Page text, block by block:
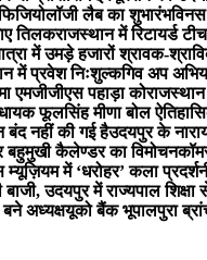
लैब का शुभारंभ
तिलकराजस्थान में रिटायर्ड
में उमड़े हजारों श्रावक-
में प्रवेश निःशुल्कगिव अप
एमजीजीएस पहाड़ा को
फूलसिंह मीणा बोल
बंद नहीं की गई हैउदयपुर के
बहुमुखी कैलेण्डर का विमोचन
में ‘धरोहर’ कला
बाजी, उदयपुर में राज्यपाल
बने अध्यक्षयूको बैंक भूपालपुरा